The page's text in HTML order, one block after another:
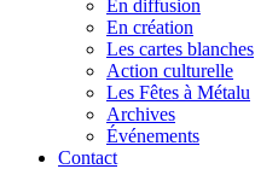
En diffusion
En création
Les cartes blanches
Action culturelle
Les Fêtes à Métalu
Archives
Événements
Contact